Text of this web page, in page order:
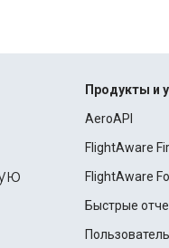
Продукты и
AeroAPI
FlightAware
FlightAware
Быстрые